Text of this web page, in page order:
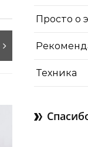
Просто о
Техника